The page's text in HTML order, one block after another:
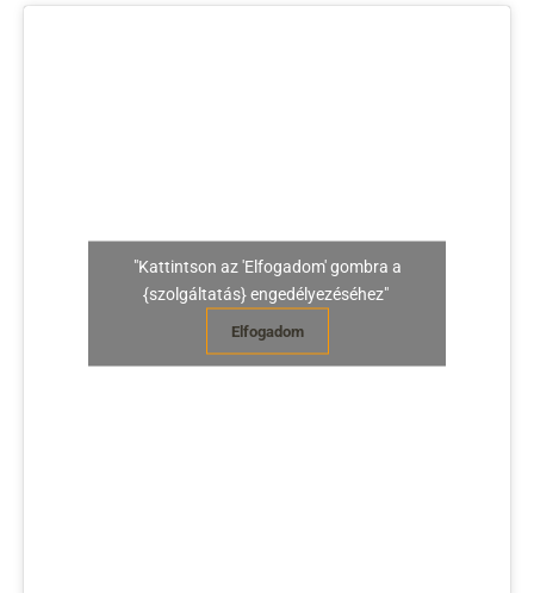
"Kattintson az 'Elfogadom' gombra a
{szolgáltatás} engedélyezéséhez"
Elfogadom